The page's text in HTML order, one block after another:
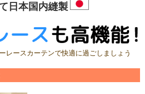
日本国内縫製
レースカーテンで快適に過ごしましょう